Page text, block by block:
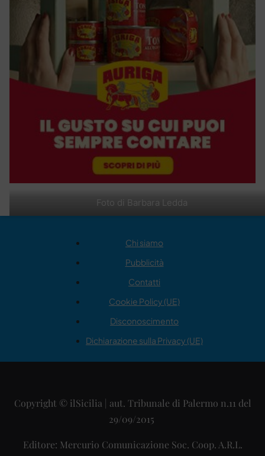
Foto di Barbara Ledda
Chi siamo
Pubblicità
Contatti
Cookie Policy (UE)
Disconoscimento
Dichiarazione sulla Privacy (UE)
Copyright © ilSicilia | aut. Tribunale di Palermo n.11 del
29/09/2015
Editore: Mercurio Comunicazione Soc. Coop. A.R.L.